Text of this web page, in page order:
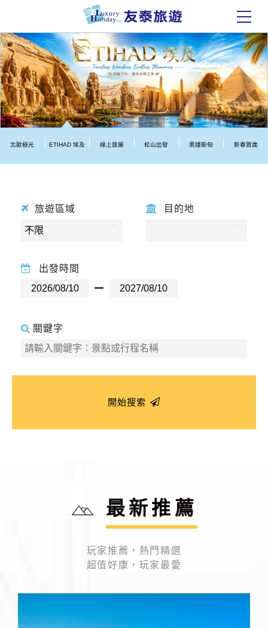
北歐極光 ETIHAD 埃及 線上旅展 松山出發 奧捷斯匈 新春賀歲
旅遊區域 目的地
出發時間
關鍵字
開始搜索
最新推薦
玩家推薦，熱門精選
超值好康，玩家最愛